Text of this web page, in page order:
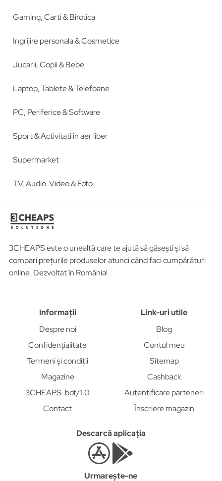
Gaming, Carti & Birotica
Ingrijire personala & Cosmetice
Jucarii, Copii & Bebe
Laptop, Tablete & Telefoane
PC, Periferice & Software
Sport & Activitati in aer liber
Supermarket
TV, Audio-Video & Foto
3CHEAPS este o unealtă care te ajută să găsești și să
compari prețurile produselor atunci când faci cumpărături
online. Dezvoltat în România!
Informații
Despre noi
Confidențialitate
Termeni și condiții
Magazine
3CHEAPS-bot/1.0
Contact
Link-uri utile
Blog
Contul meu
Sitemap
Cashback
Autentificare parteneri
Înscriere magazin
Descarcă aplicația
Urmarește-ne